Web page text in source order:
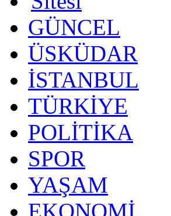
GÜNCEL
ÜSKÜDAR
İSTANBUL
TÜRKİYE
POLİTİKA
SPOR
YAŞAM